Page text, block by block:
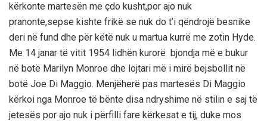
kёrkonte martesёn me çdo kusht,por ajo nuk
pranonte,sepse kishte frikё se nuk do t’i qёndrojё besnike
deri nё fund dhe pёr kёtё nuk u martua kurrё me zotin Hyde.
Me 14 janar tё vitit 1954 lidhёn kurorё bjondja mё e bukur
nё botё Marilyn Monroe dhe lojtari mё i mirё bejsbollit nё
botё Joe Di Maggio. Menjёherё pas martesёs Di Maggio
kёrkoi nga Monroe tё bёnte disa ndryshime nё stilin e saj tё
jetesёs por ajo nuk i pёrfilli fare kёrkesat e tij, duke mos